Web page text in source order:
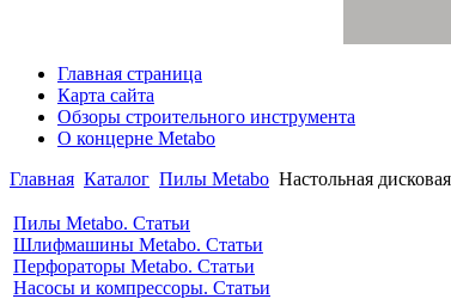
Главная страница
Карта сайта
Обзоры строительного инструмента
О концерне Metabo
Главная Каталог Пилы Metabo Настольная
Пилы Metabo. Статьи
Шлифмашины Metabo. Статьи
Перфораторы Metabo. Статьи
Насосы и компрессоры. Статьи